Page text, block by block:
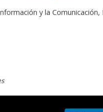
y la Comunicación,